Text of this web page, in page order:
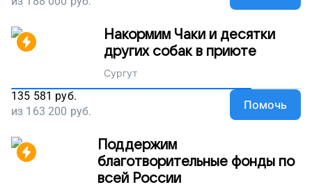
Накормим Чаки и десятки
других собак в приюте
Сургут
135 581 руб.
из 163 200 руб. Помочь
Поддержим
благотворительные фонды по
всей России